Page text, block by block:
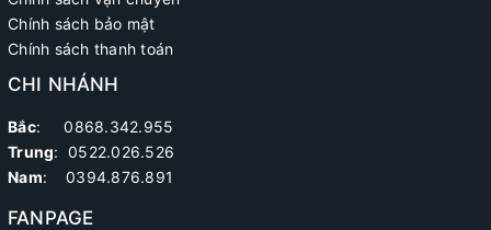
Chính sách bảo mật
Chính sách thanh toán
CHI NHÁNH
Bắc: 0868.342.955
Trung: 0522.026.526
Nam: 0394.876.891
FANPAGE